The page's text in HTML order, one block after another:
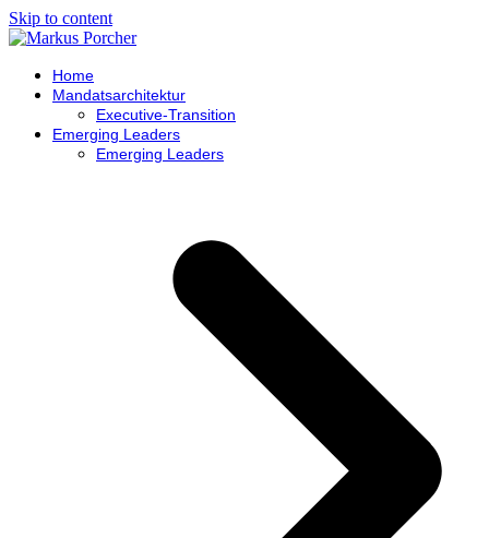
Skip to content
Home
Mandatsarchitektur
Executive-Transition
Emerging Leaders
Emerging Leaders